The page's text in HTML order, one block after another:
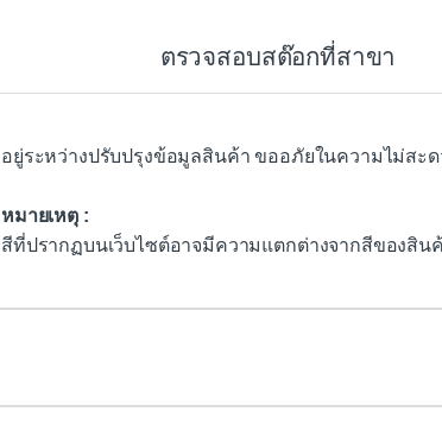
o
k
ตรวจสอบสต๊อกที่สาขา
อยู่ระหว่างปรับปรุงข้อมูลสินค้า ขออภัยในความไม่สะด
หมายเหตุ :
สีที่ปรากฏบนเว็บไซต์อาจมีความแตกต่างจากสีของสิน